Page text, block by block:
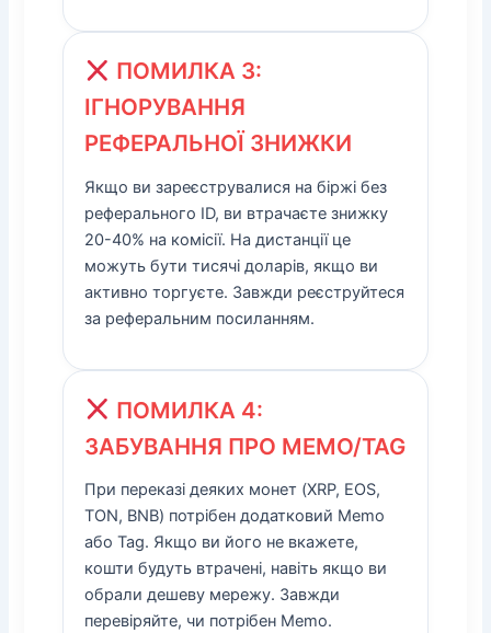
ПОМИЛКА 3:
ІГНОРУВАННЯ
РЕФЕРАЛЬНОЇ ЗНИЖКИ
Якщо ви зареєструвалися на біржі без
реферального ID, ви втрачаєте знижку
20-40% на комісії. На дистанції це
можуть бути тисячі доларів, якщо ви
активно торгуєте. Завжди реєструйтеся
за реферальним посиланням.
ПОМИЛКА 4:
ЗАБУВАННЯ ПРО МЕМО/TAG
При переказі деяких монет (XRP, EOS,
TON, BNB) потрібен додатковий Memo
або Tag. Якщо ви його не вкажете,
кошти будуть втрачені, навіть якщо ви
обрали дешеву мережу. Завжди
перевіряйте, чи потрібен Memo.